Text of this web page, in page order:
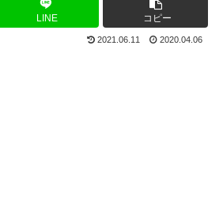
LINE コピー
2021.06.11 2020.04.06